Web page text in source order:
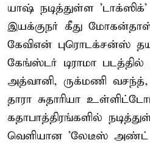
யாஷ் நடித்துள்ள
இயக்குநர் கீது
கேவிஎன் புரொடக்சன்ஸ்
கேங்ஸ்டர் டிராமா படத்தில்
அத்வானி, ருக்மணி
தாரா சுதாரியா
கதாபாத்திரங்களில்
வெளியான 'லேடீஸ் அண்ட்